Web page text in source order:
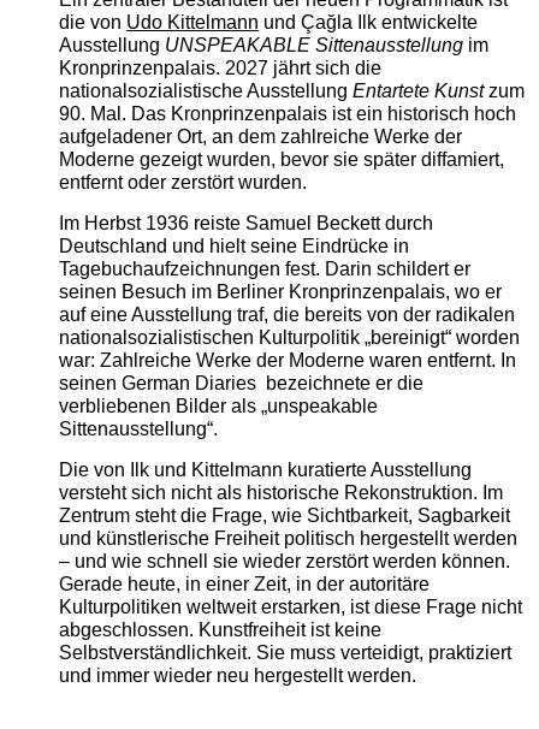
die von Udo Kittelmann und Çağla Ilk entwickelte
Ausstellung UNSPEAKABLE Sittenausstellungim
Kronprinzenpalais. 2027 jährt sich die
nationalsozialistische Ausstellung Entartete Kunstzum
90. Mal. Das Kronprinzenpalais ist ein historisch hoch
aufgeladener Ort, an dem zahlreiche Werke der
Moderne gezeigt wurden, bevor sie später diffamiert,
entfernt oder zerstört wurden.
Im Herbst 1936 reiste Samuel Beckett durch
Deutschland und hielt seine Eindrücke in
Tagebuchaufzeichnungen fest. Darin schildert er
seinen Besuch im Berliner Kronprinzenpalais, wo er
auf eine Ausstellung traf, die bereits von der radikalen
nationalsozialistischen Kulturpolitik „bereinigt“ worden
war: Zahlreiche Werke der Moderne waren entfernt. In
seinen German Diaries bezeichnete er die
verbliebenen Bilder als „unspeakable
Sittenausstellung“.
Die von Ilk und Kittelmann kuratierte Ausstellung
versteht sich nicht als historische Rekonstruktion. Im
Zentrum steht die Frage, wie Sichtbarkeit, Sagbarkeit
und künstlerische Freiheit politisch hergestellt werden
– und wie schnell sie wieder zerstört werden können.
Gerade heute, in einer Zeit, in der autoritäre
Kulturpolitiken weltweit erstarken, ist diese Frage nicht
abgeschlossen. Kunstfreiheit ist keine
Selbstverständlichkeit. Sie muss verteidigt, praktiziert
und immer wieder neu hergestellt werden.